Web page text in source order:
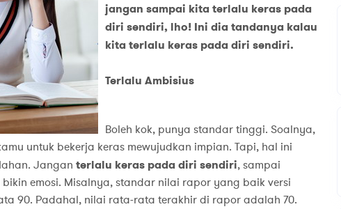
jangan sampai kita terlalu keras pada
diri sendiri, lho! Ini dia tandanya kalau
kita terlalu keras pada diri sendiri.
Terlalu Ambisius
Boleh kok, punya standar tinggi. Soalnya,
untuk bekerja keras mewujudkan impian. Tapi, hal ini
Jangan terlalu keras pada diri sendiri, sampai
emosi. Misalnya, standar nilai rapor yang baik versi
90. Padahal, nilai rata-rata terakhir di rapor adalah 70.